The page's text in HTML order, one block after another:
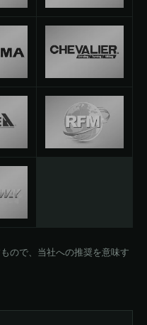
ので、当社への推奨を意味す